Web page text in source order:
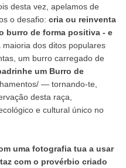
desta vez, apelamos de
o desafio: cria ou reinventa
burro de forma positiva - e
dos ditos populares
um burro carregado de
um Burro de
— tornando-te,
desta raça,
e cultural único no
uma fotografia tua a usar
com o provérbio criado